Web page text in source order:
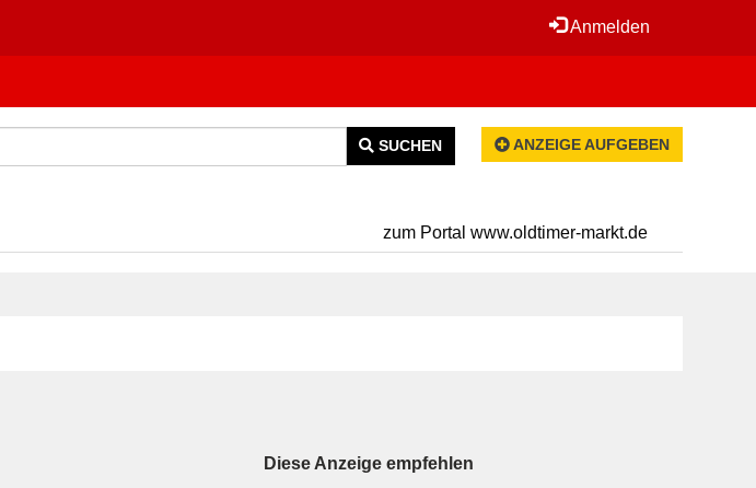
Anmelden
SUCHEN ANZEIGE AUFGEBEN
zum Portal www.oldtimer-markt.de
Diese Anzeige empfehlen